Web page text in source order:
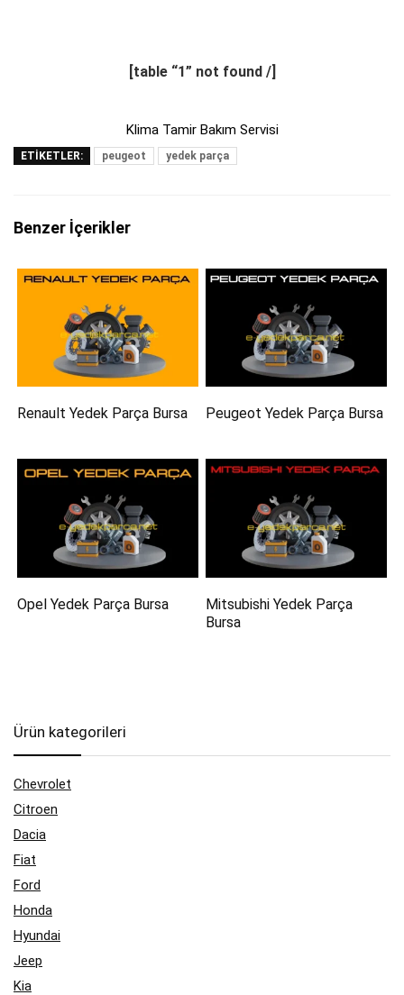
[table “1” not found /]
Klima Tamir Bakım Servisi
ETIKETLER: peugeot yedek parça
Benzer İçerikler
Renault Yedek Parça Bursa Peugeot Yedek Parça Bursa
Opel Yedek Parça Bursa
Mitsubishi Yedek Parça
Bursa
Ürün kategorileri
Chevrolet
Citroen
Dacia
Fiat
Ford
Honda
Hyundai
Jeep
Kia